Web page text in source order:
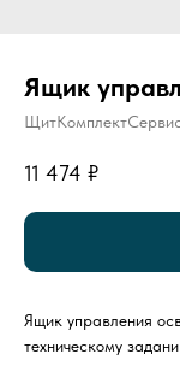
Ящик
ЩитКомплектСервис
11 474 ₽
Ящик управления
техническому